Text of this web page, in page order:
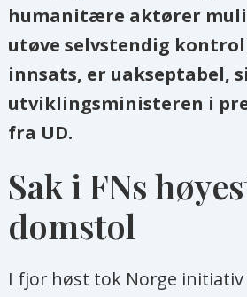
humanitære aktører
utøve selvstendig
innsats, er uakseptabel,
utviklingsministeren i
fra UD.
Sak i FNs
domstol
I fjor høst tok Norge